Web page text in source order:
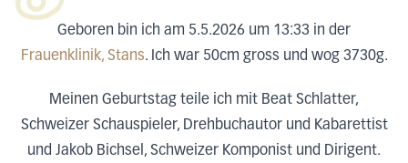
Geboren bin ich am 5.5.2026 um 13:33 in der
Frauenklinik, Stans. Ich war 50cm gross und wog 3730g.
Meinen Geburtstag teile ich mit Beat Schlatter,
Schweizer Schauspieler, Drehbuchautor und Kabarettist
und Jakob Bichsel, Schweizer Komponist und Dirigent.